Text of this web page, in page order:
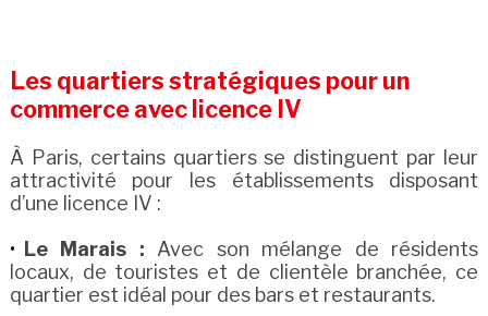
Les quartiers stratégiques pour un
commerce avec licence IV
À Paris, certains quartiers se distinguent par leur
attractivité pour les établissements disposant
d’une licence IV :
Le Marais : Avec son mélange de résidents
locaux, de touristes et de clientèle branchée, ce
quartier est idéal pour des bars et restaurants.